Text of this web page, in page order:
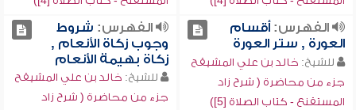
الفهرس:أقسام
العورة , ستر العورة
للشيخ: خالد بن علي المشيقح
جزء من محاضرة ( شرح زاد
المستقنع - كتاب الصلاة [5])
الفهرس: شروط
وجوب زكاة الأنعام ,
زكاة بهيمة الأنعام
للشيخ: خالد بن علي المشيقح
جزء من محاضرة ( شرح زاد